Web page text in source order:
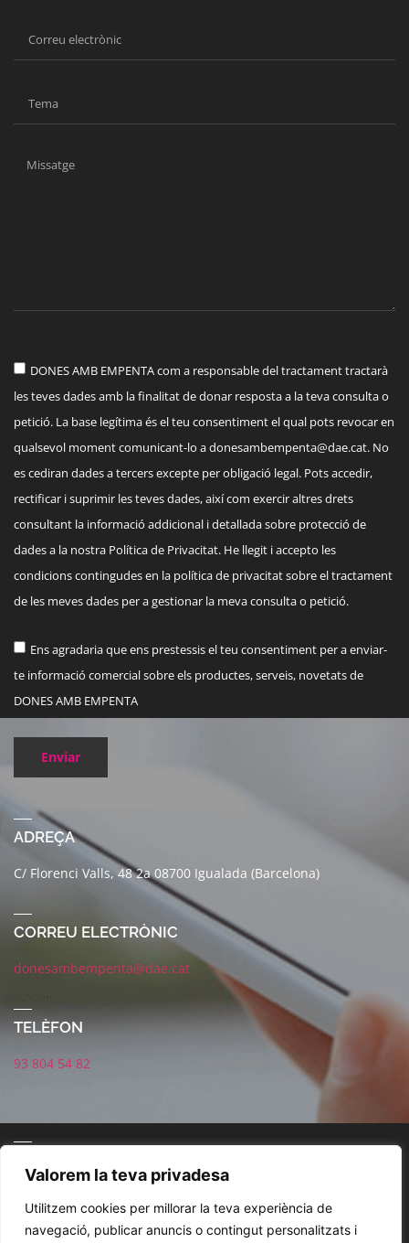
Valorem la teva privadesa
Utilitzem cookies per millorar la teva experiència de
navegació, publicar anuncis o contingut personalitzats i
DONES AMB EMPENTA com a responsable del tractament tractarà
les teves dades amb la finalitat de donar resposta a la teva consulta o
petició. La base legítima és el teu consentiment el qual pots revocar en
qualsevol moment comunicant-lo adonesambempenta@dae.cat. No
es cediran dades a tercers excepte per obligació legal. Pots accedir,
rectificar i suprimir les teves dades, així com exercir altres drets
consultant la informació addicional i detallada sobre protecció de
dades a la nostra Política de Privacitat. He llegit i accepto les
condicions contingudes en la política de privacitat sobre el tractament
de les meves dades per a gestionar la meva consulta o petició.
Ens agradaria que ens prestessis el teu consentiment per a enviar-
te informació comercial sobre els productes, serveis, novetats de
DONES AMB EMPENTA
Enviar
ADREÇA
C/ Florenci Valls, 48 2a 08700 Igualada (Barcelona)
CORREU ELECTRÒNIC
donesambempenta@dae.cat
TELÈFON
93 804 54 82